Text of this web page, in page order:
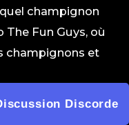
champignon
The Fun Guys, où
champignons et
est une
Discorde